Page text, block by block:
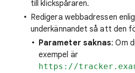
till klickspåraren.
Redigera webbadressen
underkännandet så att den
Parameter saknas: Om
exempel är
https://